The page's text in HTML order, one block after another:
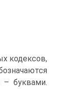
кодексов,
буквами.